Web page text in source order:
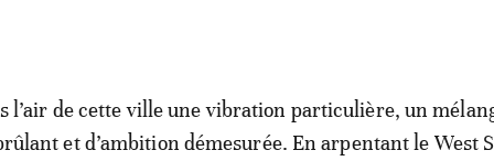
l’air de cette ville une vibration particulière, un
et d’ambition démesurée. En arpentant le West